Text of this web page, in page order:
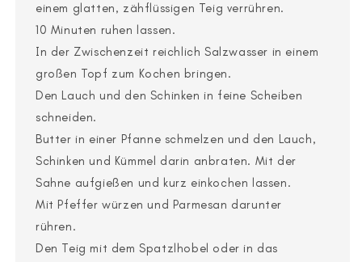
einem glatten, zähflüssigen Teig verrühren.
10 Minuten ruhen lassen.
In der Zwischenzeit reichlich Salzwasser in einem
großen Topf zum Kochen bringen.
Den Lauch und den Schinken in feine Scheiben
schneiden.
Butter in einer Pfanne schmelzen und den Lauch,
Schinken und Kümmel darin anbraten. Mit der
Sahne aufgießen und kurz einkochen lassen.
Mit Pfeffer würzen und Parmesan darunter
rühren.
Den Teig mit dem Spatzlhobel oder in das